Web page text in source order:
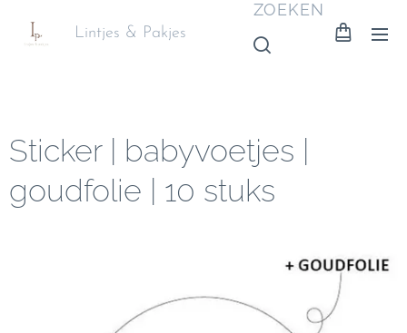
Lintjes & Pakjes
ZOEKEN
Sticker | babyvoetjes |
goudfolie | 10 stuks